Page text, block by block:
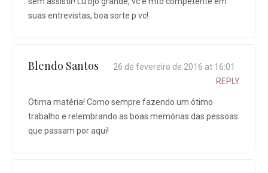
suas entrevistas, boa sorte p vc!
Blendo Santos
26 de fevereiro de 2016 at 16:01
REPLY
Otima matéria! Como sempre fazendo um ótimo
trabalho e relembrando as boas memórias das pessoas
que passam por aqui!